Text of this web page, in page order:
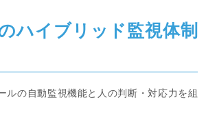
ハイブリッド監視体制
ルの自動監視機能と人の判断・対応力を組